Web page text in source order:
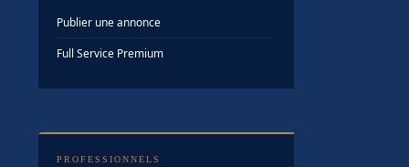
Publier une annonce
Full Service Premium
PROFESSIONNELS